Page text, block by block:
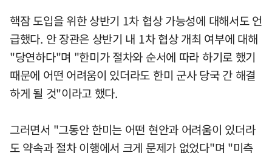
핵잠 도입을 위한 상반기 1차 협상 가능성에 대해서도 언
급했다. 안 장관은 상반기 내 1차 협상 개최 여부에 대해
"당연하다"며 "한미가 절차와 순서에 따라 하기로 했기
때문에 어떤 어려움이 있더라도 한미 군사 당국 간 해결
하게 될 것"이라고 했다.
그러면서 "그동안 한미는 어떤 현안과 어려움이 있더라
도 약속과 절차 이행에서 크게 문제가 없었다"며 "미측